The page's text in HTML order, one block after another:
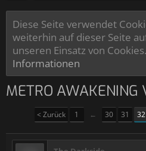
Diese Seite verwendet
weiterhin auf dieser Seite
unseren Einsatz von Cookies.
Informationen
METRO AWAKENING
< Zurück 1 ← 30 31 32